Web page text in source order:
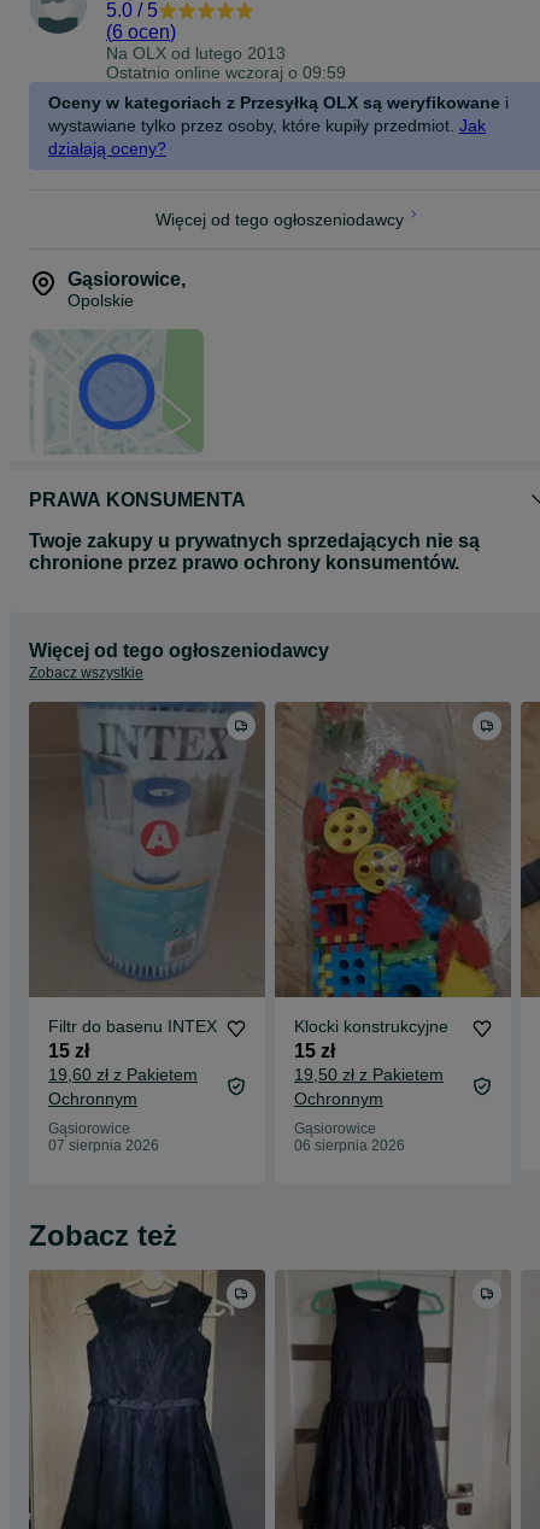
5.0 / 5
(6 ocen)
Na OLX od lutego 2013
Ostatnio online wczoraj o 09:59
Oceny w kategoriach z Przesyłką OLX są weryfikowane i
wystawiane tylko przez osoby, które kupiły przedmiot. Jak
działają oceny?
Więcej od tego ogłoszeniodawcy
Gąsiorowice,
Opolskie
PRAWA KONSUMENTA
Twoje zakupy u prywatnych sprzedających nie są
chronione przez prawo ochrony konsumentów.
Więcej od tego ogłoszeniodawcy
Zobacz wszystkie
Filtr do basenu INTEX
15 zł
19,60 zł z Pakietem
Ochronnym
Gąsiorowice
07 sierpnia 2026
Klocki konstrukcyjne
15 zł
19,50 zł z Pakietem
Ochronnym
Gąsiorowice
06 sierpnia 2026
Zobacz też